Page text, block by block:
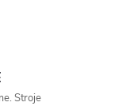
Stroje